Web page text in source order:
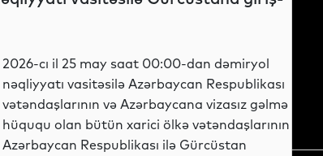
2026-cı il 25 may saat 00:00-dan dəmiryol
nəqliyyatı vasitəsilə Azərbaycan Respublikası
vətəndaşlarının və Azərbaycana vizasız gəlmə
hüququ olan bütün xarici ölkə vətəndaşlarının
Azərbaycan Respublikası ilə Gürcüstan